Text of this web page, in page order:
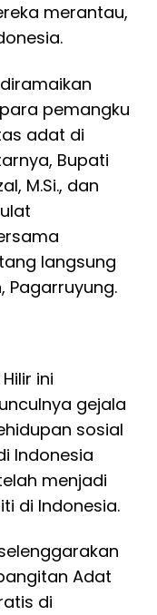
merantau,
pemangku
adat di
Bupati
M.Si., dan
langsung
Pagarruyung.
ini
gejala
sosial
Indonesia
menjadi
di Indonesia.
Adat
di